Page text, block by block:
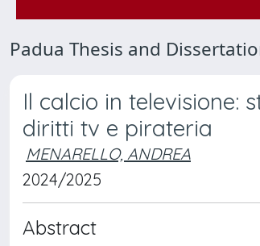
Padua Thesis and
Il calcio in televisione:
diritti tv e pirateria
MENARELLO, ANDREA
2024/2025
Abstract